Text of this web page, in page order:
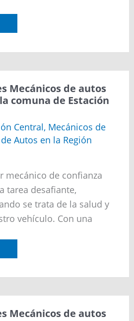
Mecánicos de autos
comuna de Estación
Central, Mecánicos de
Autos en la Región
mecánico de confianza
tarea desafiante,
se trata de la salud y
vehículo. Con una
Mecánicos de autos